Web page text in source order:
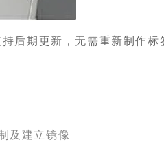
后期更新，无需重新制作标
及建立镜像